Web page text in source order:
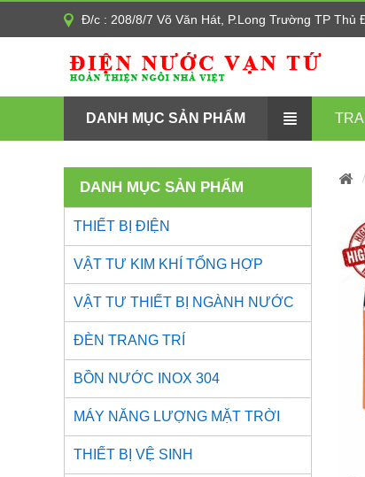
Đ/c : 208/8/7 Võ Văn Hát, P.Long Trường TP Thủ
DANH MỤC SẢN PHẨM
DANH MỤC SẢN PHẨM
THIẾT BỊ ĐIỆN
VẬT TƯ KIM KHÍ TỔNG HỢP
VẬT TƯ THIẾT BỊ NGÀNH NƯỚC
ĐÈN TRANG TRÍ
BỒN NƯỚC INOX 304
MÁY NĂNG LƯỢNG MẶT TRỜI
THIẾT BỊ VỆ SINH